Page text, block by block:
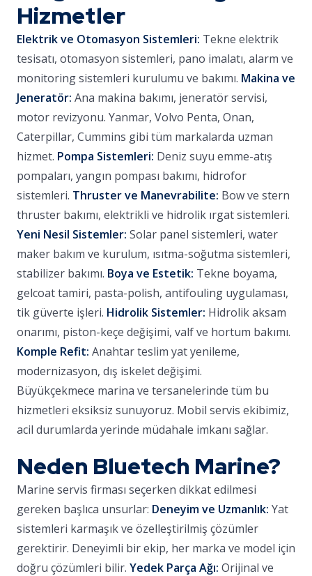
Hizmetler
Elektrik ve Otomasyon Sistemleri: Tekne elektrik
tesisatı, otomasyon sistemleri, pano imalatı, alarm ve
monitoring sistemleri kurulumu ve bakımı. Makina ve
Jeneratör: Ana makina bakımı, jeneratör servisi,
motor revizyonu. Yanmar, Volvo Penta, Onan,
Caterpillar, Cummins gibi tüm markalarda uzman
hizmet. Pompa Sistemleri: Deniz suyu emme-atış
pompaları, yangın pompası bakımı, hidrofor
sistemleri. Thruster ve Manevrabilite: Bow ve stern
thruster bakımı, elektrikli ve hidrolik ırgat sistemleri.
Yeni Nesil Sistemler: Solar panel sistemleri, water
maker bakım ve kurulum, ısıtma-soğutma sistemleri,
stabilizer bakımı. Boya ve Estetik: Tekne boyama,
gelcoat tamiri, pasta-polish, antifouling uygulaması,
tik güverte işleri. Hidrolik Sistemler: Hidrolik aksam
onarımı, piston-keçe değişimi, valf ve hortum bakımı.
Komple Refit: Anahtar teslim yat yenileme,
modernizasyon, dış iskelet değişimi.
Büyükçekmece marina ve tersanelerinde tüm bu
hizmetleri eksiksiz sunuyoruz. Mobil servis ekibimiz,
acil durumlarda yerinde müdahale imkanı sağlar.
Neden Bluetech Marine?
Marine servis firması seçerken dikkat edilmesi
gereken başlıca unsurlar: Deneyim ve Uzmanlık: Yat
sistemleri karmaşık ve özelleştirilmiş çözümler
gerektirir. Deneyimli bir ekip, her marka ve model için
doğru çözümleri bilir. Yedek Parça Ağı: Orijinal ve